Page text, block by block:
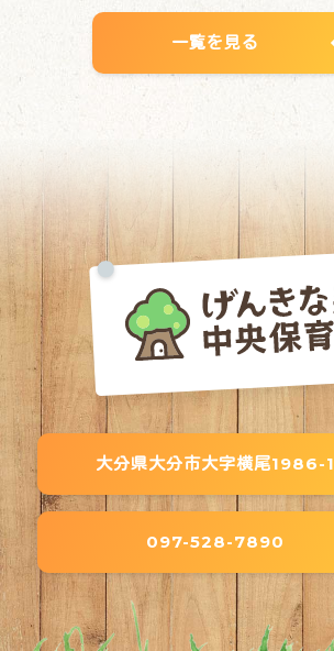
一覧を見る
大分県大分市大字横尾1986-1
097-528-7890